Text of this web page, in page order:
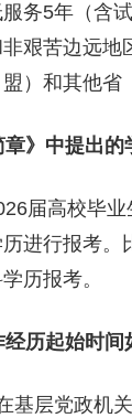
务5年（含
艰苦边远
）和其他省
章》中提出的
高校毕业
进行报考
历报考。
历起始时间
层党政机关